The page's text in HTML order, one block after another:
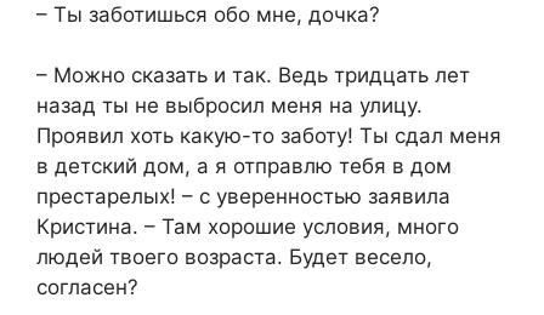
– Ты заботишься обо мне, дочка?
– Можно сказать и так. Ведь тридцать лет
назад ты не выбросил меня на улицу.
Проявил хоть какую-то заботу! Ты сдал меня
в детский дом, а я отправлю тебя в дом
престарелых! – с уверенностью заявила
Кристина. – Там хорошие условия, много
людей твоего возраста. Будет весело,
согласен?